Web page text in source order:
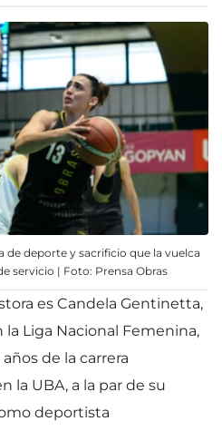
de deporte y sacrificio que la vuelca
servicio | Foto: Prensa Obras
es Candela Gentinetta,
la Liga Nacional Femenina,
de la carrera
la UBA, a la par de su
deportista